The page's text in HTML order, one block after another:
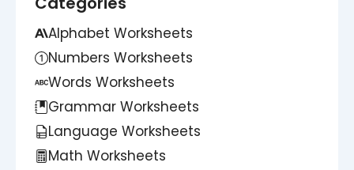
Alphabet Worksheets
Numbers Worksheets
Words Worksheets
Grammar Worksheets
Language Worksheets
Math Worksheets